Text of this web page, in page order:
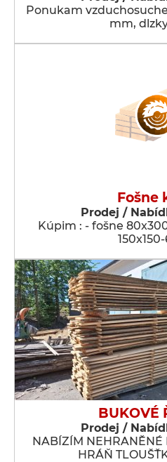
Ponukam
mm,
Fošne
Prodej /
Kúpim : - fošne
BUKOVÉ
Prodej /
NABÍZÍM NEHRANĚNÉ
HRÁŇ